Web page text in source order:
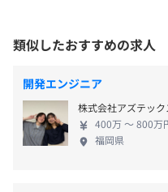
当社のITエンジニア／ソ
を幅広く支援しております
研修を通じて実務に向け
従業員に対する受動喫煙対
JR各線「新宿駅」 直結
丸ノ内線、副都心線、都
※年間休日121日（2022年
時間外勤務手当、深夜勤
当、在宅勤務手当、住宅手
ど、最先端領域や社会
にも携わりながら成長
類似したおすすめの求人
開発エンジニア
株式会社アズテック
400万 〜 800万
福岡県